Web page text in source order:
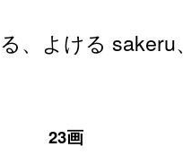
、よける sakeru、
23画